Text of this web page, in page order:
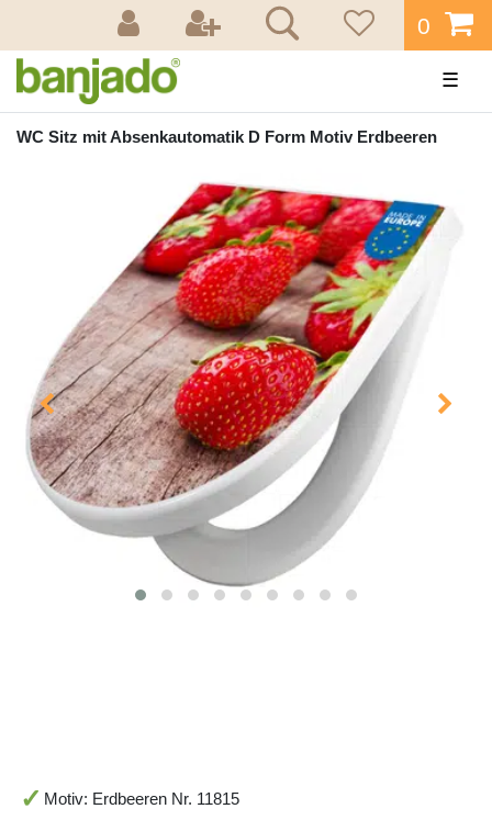
0
☰
WC Sitz mit Absenkautomatik D Form Motiv Erdbeeren
Motiv: Erdbeeren Nr. 11815